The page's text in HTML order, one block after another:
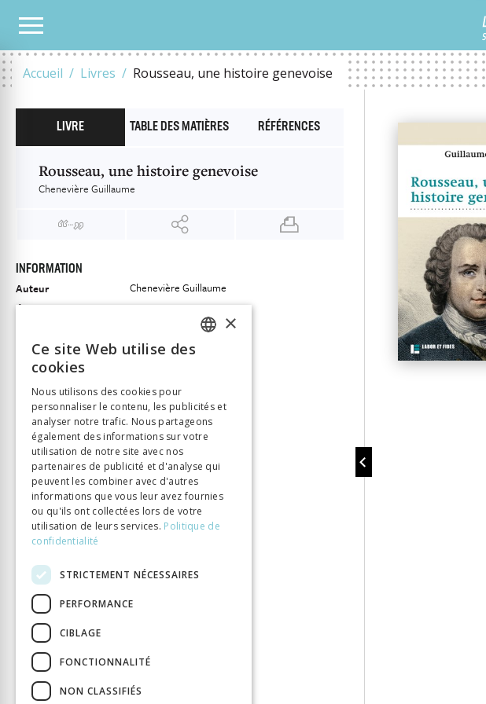
Accueil Livres Rousseau, une histoire genevoise
NOTRE CATALOGUE
LIVRE TABLE DES MATIÈRES RÉFÉRENCES
Rousseau, une histoire genevoise
Chenevière Guillaume
INFORMATION
Auteur
Chenevière Guillaume
Éditeur
Labor et Fides
Langue
Français
Nombre de pages
Parution
15 févr. 2012
Thème
Lumières
Format
14.8 x 22.5
Type de livre
Monographie
ITALIAN
×
Ce site Web utilise des
cookies
Nous utilisons des cookies pour
personnaliser le contenu, les publicités et
analyser notre trafic. Nous partageons
également des informations sur votre
utilisation de notre site avec nos
partenaires de publicité et d'analyse qui
peuvent les combiner avec d'autres
informations que vous leur avez fournies
ou qu'ils ont collectées lors de votre
utilisation de leurs services. Politique de
confidentialité
STRICTEMENT NÉCESSAIRES
PERFORMANCE
CIBLAGE
FONCTIONNALITÉ
NON CLASSIFIÉS